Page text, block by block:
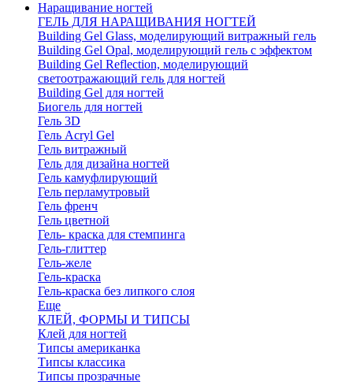
Наращивание ногтей
ГЕЛЬ ДЛЯ НАРАЩИВАНИЯ НОГТЕЙ
Building Gel Glass, моделирующий витражный гель
Building Gel Opal, моделирующий гель с эффектом
Building Gel Reflection, моделирующий
светоотражающий гель для ногтей
Building Gel для ногтей
Биогель для ногтей
Гель 3D
Гель Acryl Gel
Гель витражный
Гель для дизайна ногтей
Гель камуфлирующий
Гель перламутровый
Гель френч
Гель цветной
Гель- краска для стемпинга
Гель-глиттер
Гель-желе
Гель-краска
Гель-краска без липкого слоя
Еще
КЛЕЙ, ФОРМЫ И ТИПСЫ
Клей для ногтей
Типсы американка
Типсы классика
Типсы прозрачные